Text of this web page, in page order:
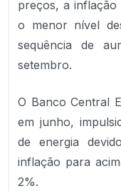
preços, a inflação
o menor nível
sequência de
setembro.
O Banco Central
em junho,
de energia
inflação para
2%.